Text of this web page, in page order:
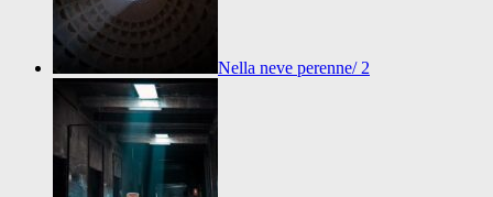
Nella neve perenne/ 2